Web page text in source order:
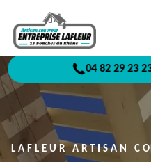
04 82 29 23
LAFLEUR ARTISAN